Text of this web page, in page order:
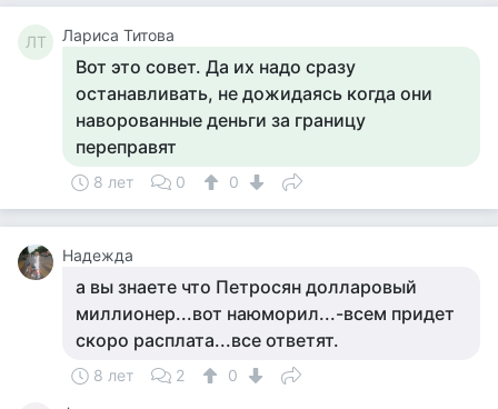
ЛТ Лариса Титова
Вот это совет. Да их надо сразу
останавливать, не дожидаясь когда они
наворованные деньги за границу
переправят
8 лет 0 0
Надежда
а вы знаете что Петросян долларовый
миллионер...вот наюморил...-всем придет
скоро расплата...все ответят.
8 лет 2 0